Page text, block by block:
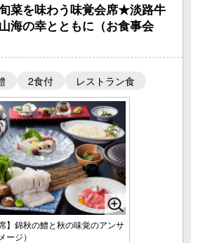
菜を味わう味覚会席★淡路牛
海の幸とともに（お食事会
2食付 レストラン食
】錦秋の鱧と秋の味覚のアンサ
ージ）